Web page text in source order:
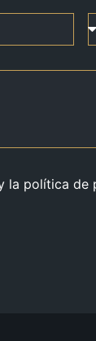
la política de